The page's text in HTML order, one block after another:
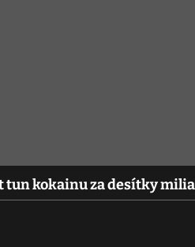
tun kokainu za desítky